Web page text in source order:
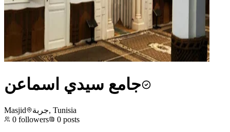
جامع سيدي اسماعن
Masjid
جربة, Tunisia
0 followers 0 posts